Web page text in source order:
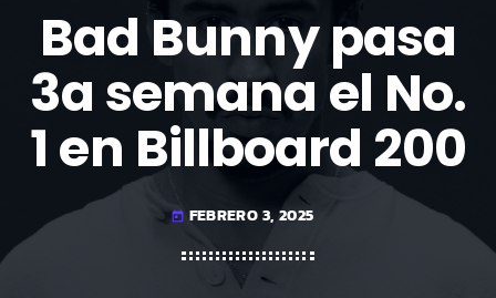
Bad Bunny pasa
3a semana el No.
1 en Billboard 200
today FEBRERO 3, 2025